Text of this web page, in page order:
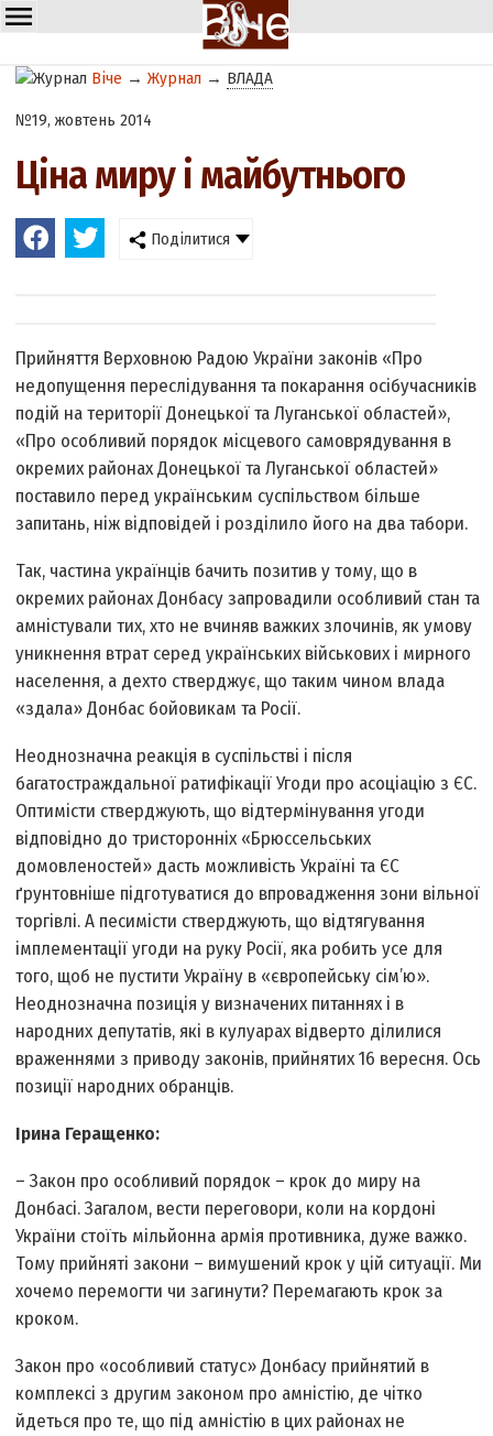
Віче →Журнал → ВЛАДА
№19, жовтень 2014
Ціна миру і майбутнього
Поділитися
Прийняття Верховною Радою України законів «Про
недопущення переслідування та покарання осіб­учасників
подій на території Донецької та Луганської областей»,
«Про особливий порядок місцевого самоврядування в
окремих районах Донецької та Луганської областей»
поставило перед українським суспільством більше
запитань, ніж відповідей і розділило його на два табори.
Так, частина українців бачить позитив у тому, що в
окремих районах Донбасу запровадили особливий стан та
амністували тих, хто не вчиняв важких злочинів, як умову
уникнення втрат серед українських військових і мирного
населення, а дехто стверджує, що таким чином влада
«здала» Донбас бойовикам та Росії.
Неоднозначна реакція в суспільстві і після
багатостраждальної ратифікації Угоди про асоціацію з ЄС.
Оптимісти стверджують, що відтермінування угоди
відповідно до тристоронніх «Брюссельських
домовленостей» дасть можливість Україні та ЄС
ґрунтовніше підготуватися до впровадження зони вільної
торгівлі. А песимісти стверджують, що відтягування
імплементації угоди на руку Росії, яка робить усе для
того, щоб не пустити Україну в «європейську сім’ю».
Неоднозначна позиція у визначених питаннях і в
народних депутатів, які в кулуарах відверто ділилися
враженнями з приводу законів, прийнятих 16 вересня. Ось
позиції народних обранців.
Ірина Геращенко:
– Закон про особливий порядок – крок до миру на
Донбасі. Загалом, вести переговори, коли на кордоні
України стоїть мільйонна армія противника, дуже важко.
Тому прийняті закони – вимушений крок у цій ситуації. Ми
хочемо перемогти чи загинути? Перемагають крок за
кроком.
Закон про «особливий статус» Донбасу прийнятий в
комплексі з другим законом про амністію, де чітко
йдеться про те, що під амністію в цих районах не